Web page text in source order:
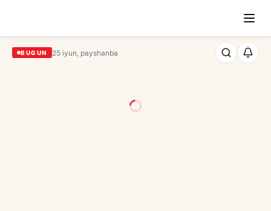
BUGUN 25 iyun, payshanba